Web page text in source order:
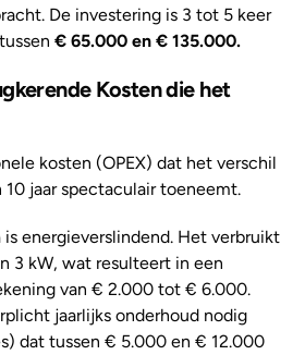
De investering is 3 tot 5 keer
€ 65.000 en € 135.000.
Kosten die het
kosten (OPEX) dat het verschil
10 jaar spectaculair toeneemt.
is energieverslindend. Het verbruikt
3 kW, wat resulteert in een
van € 2.000 tot € 6.000.
jaarlijks onderhoud nodig
dat tussen € 5.000 en € 12.000